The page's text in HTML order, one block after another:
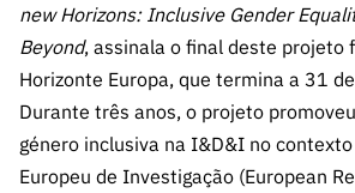
new Horizons: Inclusive Gender
Beyond, assinala o final deste projeto
Horizonte Europa, que termina a 31
Durante três anos, o projeto
género inclusiva na I&D&I no contexto
Europeu de Investigação (European